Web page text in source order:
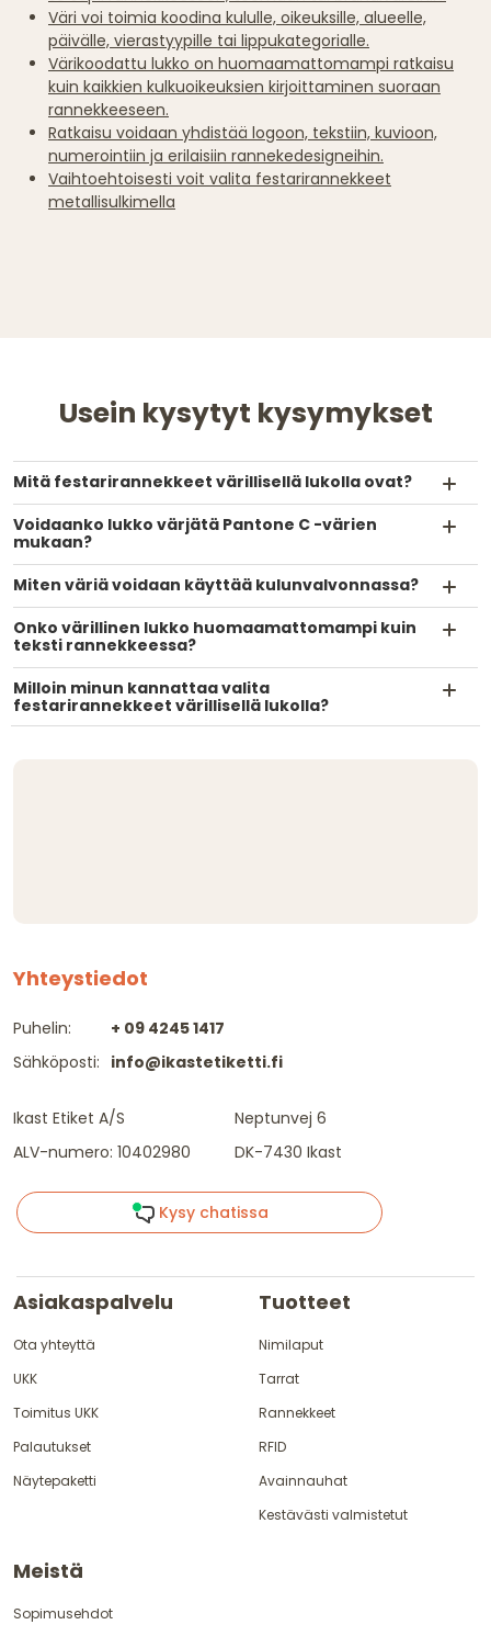
Väri voi toimia koodina kululle, oikeuksille, alueelle,
päivälle, vierastyypille tai lippukategorialle.
Värikoodattu lukko on huomaamattomampi ratkaisu
kuin kaikkien kulkuoikeuksien kirjoittaminen suoraan
rannekkeeseen.
Ratkaisu voidaan yhdistää logoon, tekstiin, kuvioon,
numerointiin ja erilaisiin rannekedesigneihin.
Vaihtoehtoisesti voit valita festarirannekkeet
metallisulkimella
Usein kysytyt kysymykset
Mitä festarirannekkeet värillisellä lukolla ovat?
Voidaanko lukko värjätä Pantone C -värien
mukaan?
Miten väriä voidaan käyttää kulunvalvonnassa?
Onko värillinen lukko huomaamattomampi kuin
teksti rannekkeessa?
Milloin minun kannattaa valita
festarirannekkeet värillisellä lukolla?
Yhteystiedot
Puhelin:
Sähköposti:
+ 09 4245 1417
info@ikastetiketti.fi
Ikast Etiket A/S
ALV-numero: 10402980
Neptunvej 6
DK-7430 Ikast
Kysy chatissa
Asiakaspalvelu
Ota yhteyttä
UKK
Toimitus UKK
Palautukset
Näytepaketti
Tuotteet
Nimilaput
Tarrat
Rannekkeet
RFID
Avainnauhat
Kestävästi valmistetut
Meistä
Sopimusehdot